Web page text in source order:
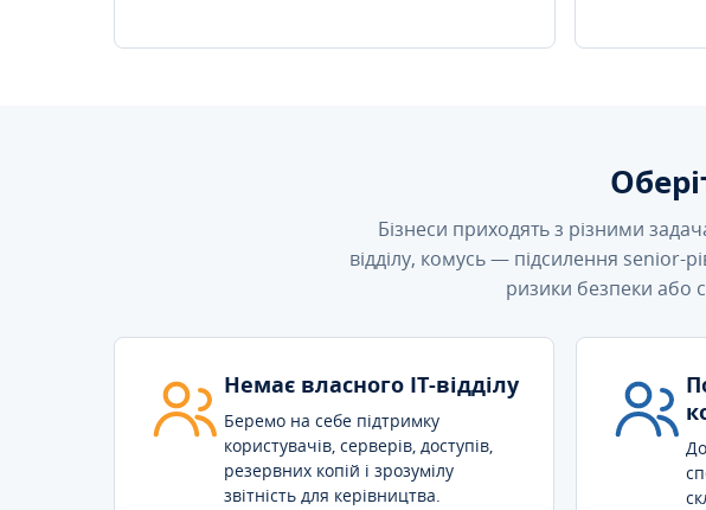
Бізнеси приходять з різними
відділу, комусь — підсилення senior-
ризики безпеки або
Немає власного IT-відділу
Беремо на себе підтримку
користувачів, серверів, доступів,
резервних копій і зрозумілу
звітність для керівництва.